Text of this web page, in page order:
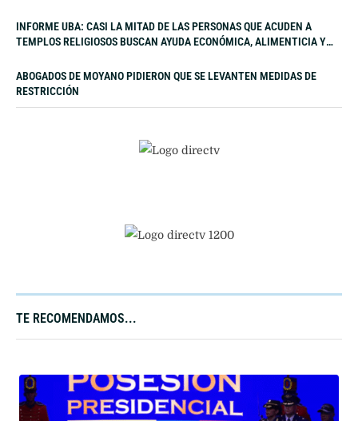
INFORME UBA: CASI LA MITAD DE LAS PERSONAS QUE ACUDEN A
TEMPLOS RELIGIOSOS BUSCAN AYUDA ECONÓMICA, ALIMENTICIA Y
ABOGADOS DE MOYANO PIDIERON QUE SE LEVANTEN MEDIDAS DE
RESTRICCIÓN
TE RECOMENDAMOS...